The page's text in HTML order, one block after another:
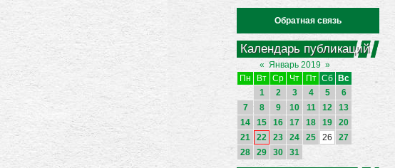
Обратная связь
Календарь публикаций
« Январь 2019 »
Пн
Вт Ср Чт Пт Сб
Вс
1
2 3 4 5
6
7
8 9 10 11 12
13
14
15 16 17 18 19
20
21
22 23 24 25 26
27
28
29 30 31